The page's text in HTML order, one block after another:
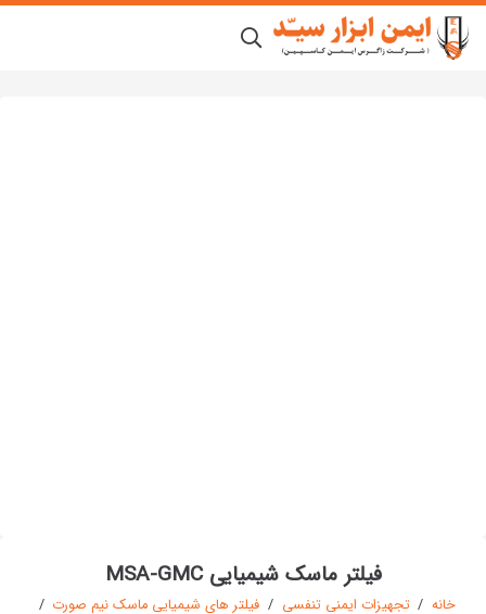
فیلتر ماسک شیمیایی MSA-GMC
خانه / تجهیزات ایمنی تنفسی / فیلتر های شیمیایی ماسک نیم صورت /